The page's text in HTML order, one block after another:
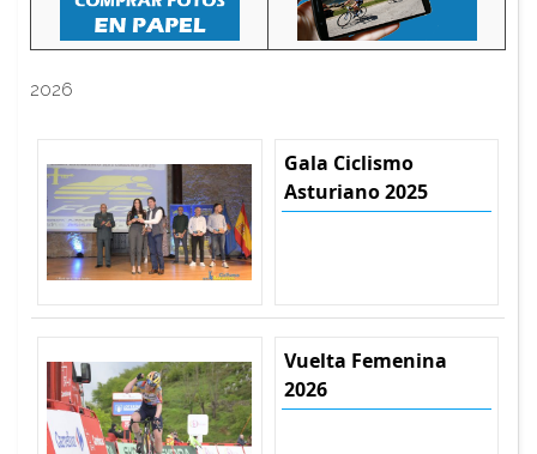
2026
Gala Ciclismo
Asturiano 2025
Vuelta Femenina
2026